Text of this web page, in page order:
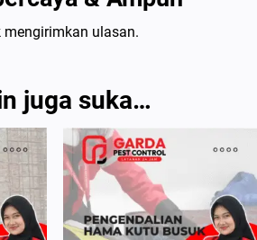
mengirimkan ulasan.
juga suka…